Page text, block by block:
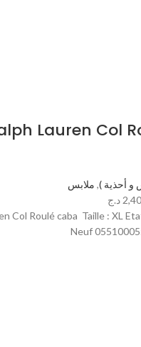
Lauren Col
, ملابس
د.ج
Col Roulé caba Taille : XL
Neuf